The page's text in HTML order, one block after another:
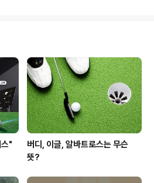
컵을 차지 했는데요~
대회를 섭렵했습니다!
이나 되니 일본 선수
JLPGA 한국선수 우
이디스컵 / 전..
"
버디, 이글, 알바트로스는 무슨
뜻?